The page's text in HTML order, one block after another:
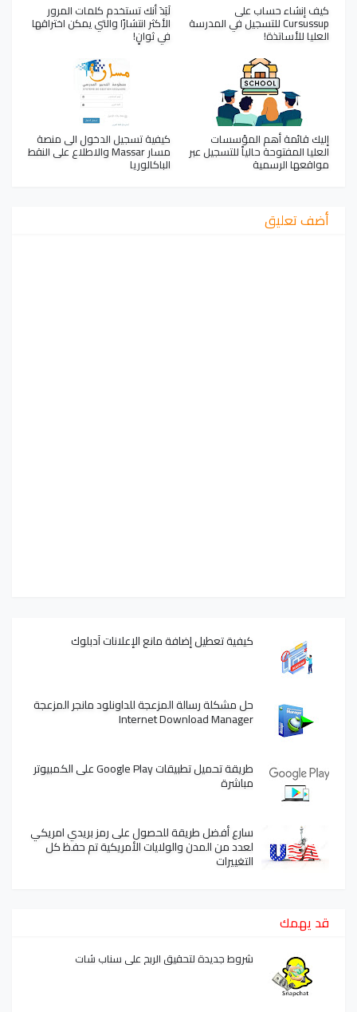
كيف إنشاء حساب على
Cursussup للتسجيل في المدرسة
العليا للأساتذة!
لَبَدَ أنك تستخدم كلمات المرور
الأكثر انتشارًا والتي يمكن اختراقها
في ثوانٍ!
إليك قائمة أهم المؤسسات
العليا المفتوحة حالياً للتسجيل عبر
مواقعها الرسمية
كيفية تسجيل الدخول الى منصة
مسار Massar والاطلاع على النقط
الباكالوريا
أضف تعليق
كيفية تعطيل إضافة مانع الإعلانات آدبلوك
حل مشكلة رسالة المزعجة للداونلود مانجر المزعجة
Internet Download Manager
طريقة تحميل تطبيقات Google Play على الكمبيوتر
مباشرة
سارع أفضل طريقة للحصول على رمز بريدي امريكي
لعدد من المدن والولايات الأمريكية تم حفظ كل
التغييرات
قد يهمك
شروط جديدة لتحقيق الربح على سناب شات